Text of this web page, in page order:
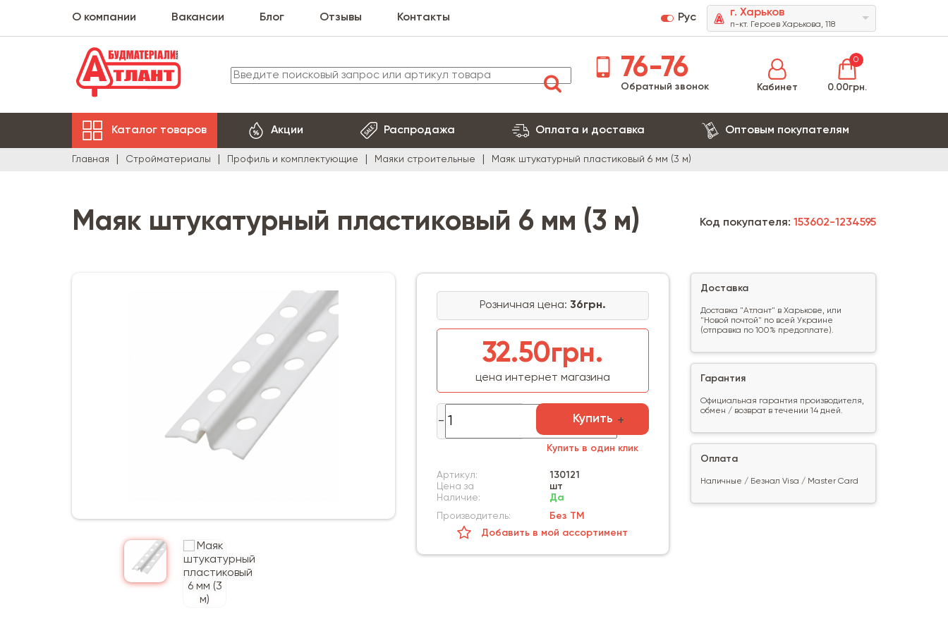
О компании Вакансии Блог Отзывы Контакты Рус г. Харьков
п-кт. Героев Харькова, 118
76-76
Обратный звонок Кабинет
0
0.00грн.
Каталог товаров Акции Распродажа Оплата и доставка Оптовым покупателям
Главная Стройматериалы Профиль и комплектующие Маяки строительные Маяк штукатурный пластиковый 6 мм (3 м)
Маяк штукатурный пластиковый 6 мм (3 м)
Розничная цена: 36грн.
32.50грн.
цена интернет магазина
Купить
Купить в один клик
Артикул:
130121
Цена за
шт
Наличие:
Да
Производитель:
Без ТМ
Добавить в мой ассортимент
Код покупателя: 153602-1234595
Доставка
Доставка "Атлант" в Харькове, или
"Новой почтой" по всей Украине
(отправка по 100% предоплате).
Гарантия
Официальная гарантия производителя,
обмен / возврат в течении 14 дней.
Оплата
Наличные / Безнал Visa / Master Card